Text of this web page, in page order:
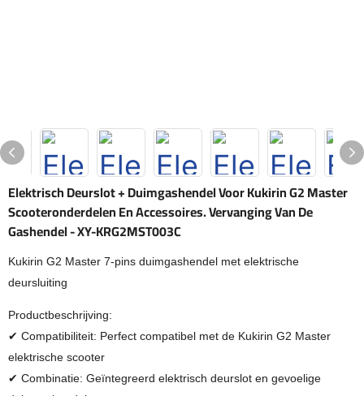
Elektrisch Deurslot + Duimgashendel Voor Kukirin G2 Master
Scooteronderdelen En Accessoires. Vervanging Van De
Gashendel - XY-KRG2MST003C
Kukirin G2 Master 7-pins duimgashendel met elektrische
deursluiting
Productbeschrijving:
✔ Compatibiliteit: Perfect compatibel met de Kukirin G2 Master
elektrische scooter
✔ Combinatie: Geïntegreerd elektrisch deurslot en gevoelige